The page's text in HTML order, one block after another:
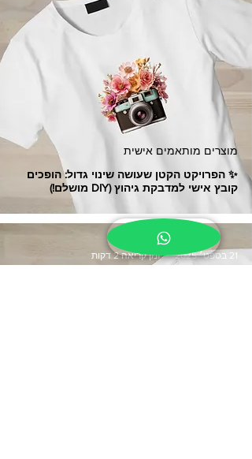
✨ הפרויקט הקטן שעושה שינוי גדול: הופכים
קובץ אישי למדבקת גיהוץ (DIY מושלם!)
מוצרים מותאמים אישית
21 בספט׳ 2025 זמן קריאה 2 דקות